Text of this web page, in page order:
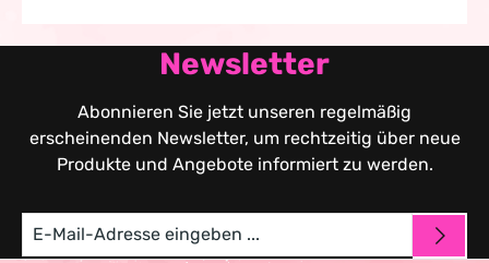
Newsletter
Abonnieren Sie jetzt unseren regelmäßig
erscheinenden Newsletter, um rechtzeitig über neue
Produkte und Angebote informiert zu werden.